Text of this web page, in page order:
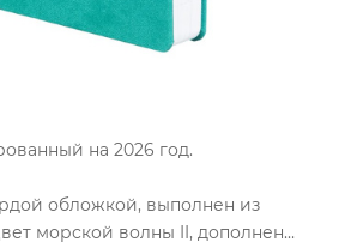
на 2026 год.
обложкой, выполнен из
волны II, дополнен